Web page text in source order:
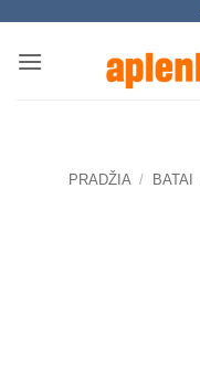
content
PRADŽIA / BATAI